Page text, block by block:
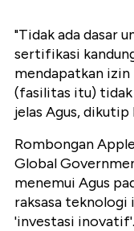
"Tidak ada dasar
sertifikasi
mendapatkan izin
(fasilitas itu) tidak
jelas Agus,
Rombongan
Global
menemui Agus
raksasa teknologi
'investasi inovatif'.